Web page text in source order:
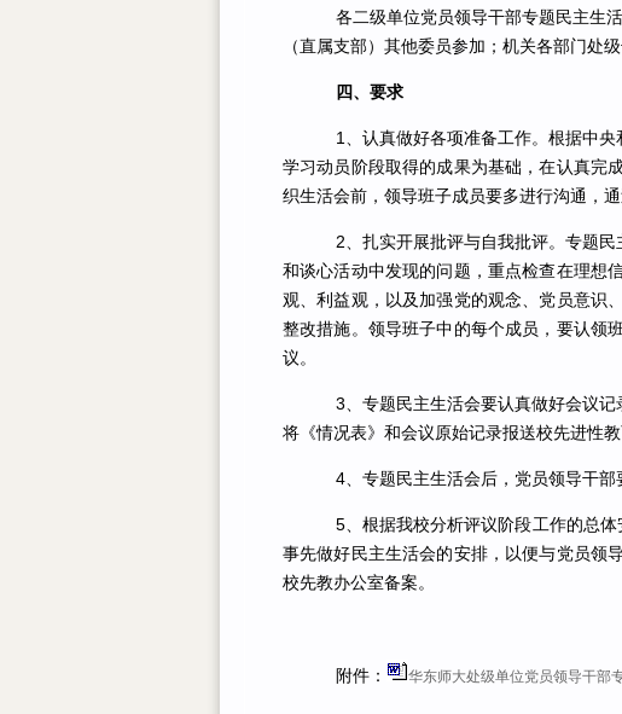
各二级单位党员领导干部专题民主生
（直属支部）其他委员参加；机关各部门处
四、要求
1、认真做好各项准备工作。根据中央
学习动员阶段取得的成果为基础，在认真完
织生活会前，领导班子成员要多进行沟通，
2、扎实开展批评与自我批评。专题民
和谈心活动中发现的问题，重点检查在理想
观、利益观，以及加强党的观念、党员意识
整改措施。领导班子中的每个成员，要认领
议。
3、专题民主生活会要认真做好会议记
将《情况表》和会议原始记录报送校先进性教
4、专题民主生活会后，党员领导干部
5、根据我校分析评议阶段工作的总体
事先做好民主生活会的安排，以便与党员领
校先教办公室备案。
附件： 华东师大处级单位党员领导干部